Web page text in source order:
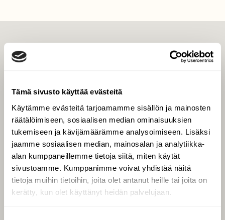
Tämä sivusto käyttää evästeitä
Käytämme evästeitä tarjoamamme sisällön ja mainosten
räätälöimiseen, sosiaalisen median ominaisuuksien
tukemiseen ja kävijämäärämme analysoimiseen. Lisäksi
jaamme sosiaalisen median, mainosalan ja analytiikka-
alan kumppaneillemme tietoja siitä, miten käytät
sivustoamme. Kumppanimme voivat yhdistää näitä
tietoja muihin tietoihin, joita olet antanut heille tai joita on
kerätty, kun olet käyttänyt heidän palvelujaan.
Tilaa digilukuoikeus
Äänestä parasta juttua
Tilaa uutiskirje
SUOMEN LUONNON­
SUOJELU­LIITTO
Suomen Luonto -lehden